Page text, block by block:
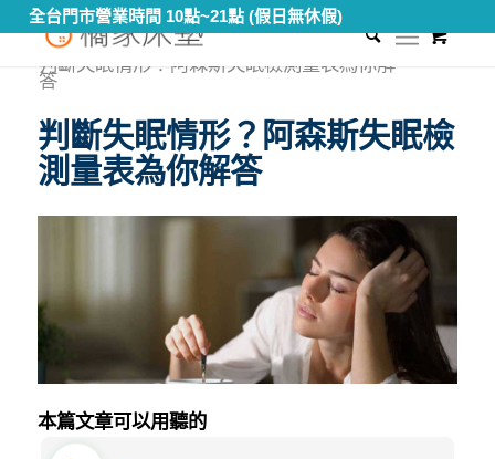
全台門市營業時間 10點~21點 (假日無休假)
您現在的位置： 首頁 /知識專區 /
健康睡眠教室 /
判斷失眠情形？阿森斯失眠檢測量表為你解
答
判斷失眠情形？阿森斯失眠檢
測量表為你解答
本篇文章可以用聽的